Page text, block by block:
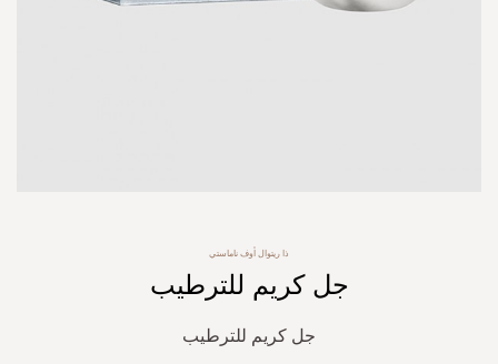
ذا ريتوال أوف ناماستي
جل كريم للترطيب
جل كريم للترطيب